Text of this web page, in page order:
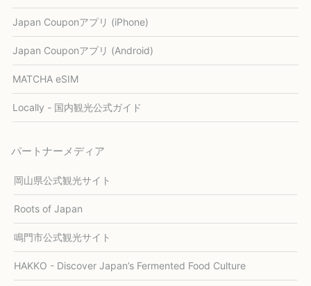
Japan Couponアプリ (iPhone)
Japan Couponアプリ (Android)
MATCHA eSIM
Locally - 国内観光公式ガイド
パートナーメディア
岡山県公式観光サイト
Roots of Japan
鳴門市公式観光サイト
HAKKO - Discover Japan’s Fermented Food Culture